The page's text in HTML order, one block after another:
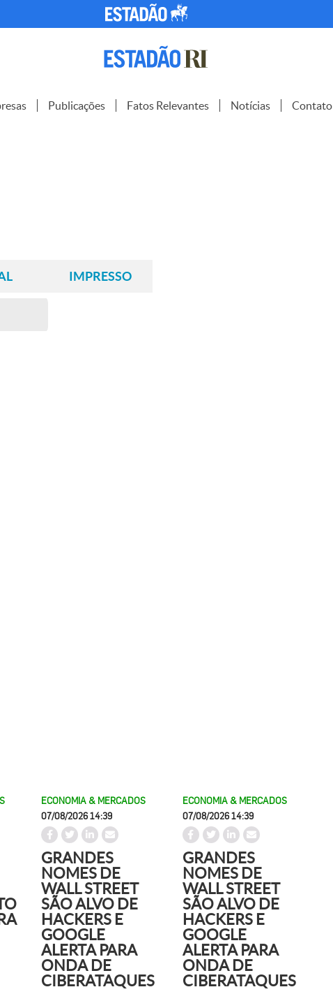
Publicações Fatos Relevantes Notícias Contato
IMPRESSO
ECONOMIA & MERCADOS
07/08/2026 14:39
GRANDES
NOMES DE
WALL STREET
SÃO ALVO DE
HACKERS E
GOOGLE
ALERTA PARA
ONDA DE
CIBERATAQUES
ECONOMIA & MERCADOS
07/08/2026 14:39
GRANDES
NOMES DE
WALL STREET
SÃO ALVO DE
HACKERS E
GOOGLE
ALERTA PARA
ONDA DE
CIBERATAQUES